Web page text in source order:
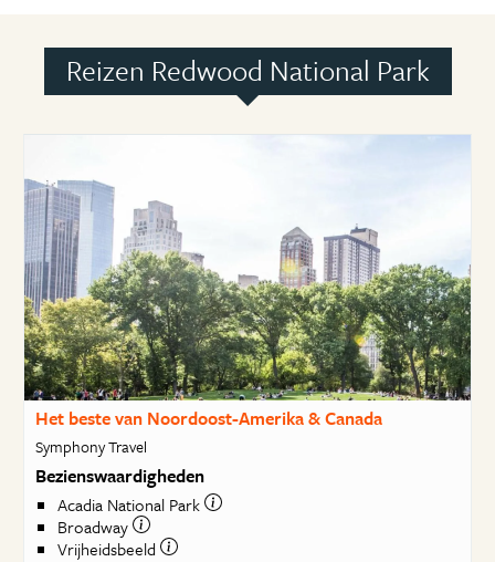
Reizen Redwood National Park
Het beste van Noordoost-Amerika & Canada
Symphony Travel
Bezienswaardigheden
Acadia National Park
Broadway
Vrijheidsbeeld